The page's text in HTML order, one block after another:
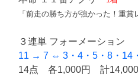
「前走の勝ち方が強かった！重賞
３連単 フォーメーション
11 → 7 ⇔ 3・4・5・8・14
14点 各1,000円 計